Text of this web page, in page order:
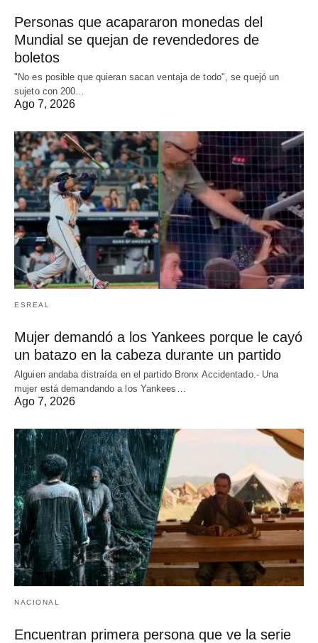
Personas que acapararon monedas del
Mundial se quejan de revendedores de
boletos
"No es posible que quieran sacan ventaja de todo", se quejó un
sujeto con 200…
Ago 7, 2026
ESREAL
Mujer demandó a los Yankees porque le cayó
un batazo en la cabeza durante un partido
Alguien andaba distraída en el partido Bronx Accidentado.- Una
mujer está demandando a los Yankees…
Ago 7, 2026
NACIONAL
Encuentran primera persona que ve la serie